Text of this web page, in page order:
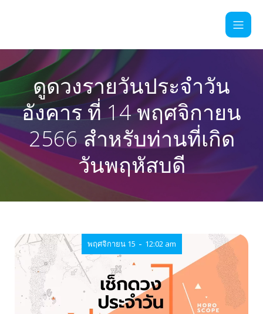
ดูดวงรายวันประจำวัน
อังคาร ที่ 14 พฤศจิกายน
2566 สำหรับท่านที่เกิด
วันพฤหัสบดี
พฤศจิกายน 15 - 12:02 am